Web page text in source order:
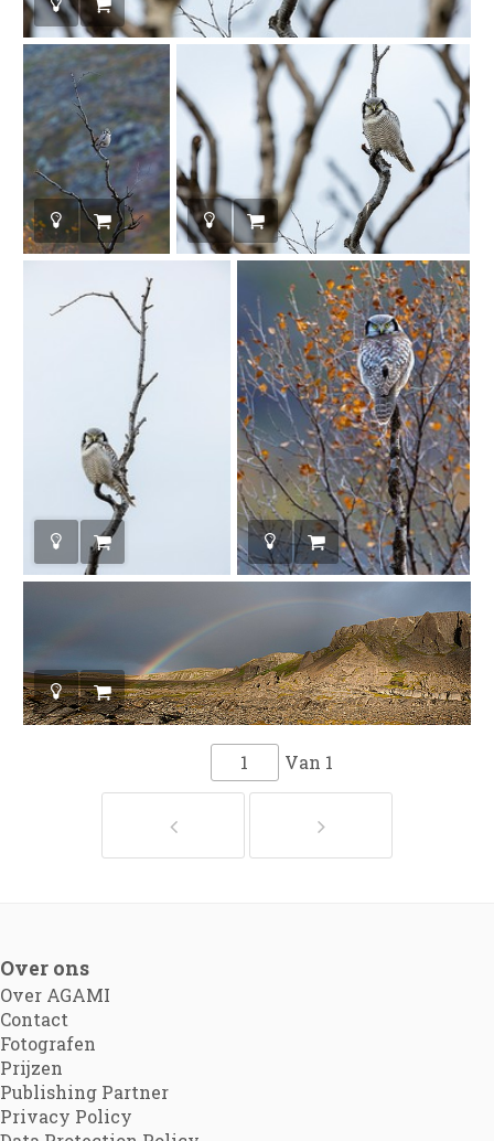
Van 1
Over ons
Over AGAMI
Contact
Fotografen
Prijzen
Publishing Partner
Privacy Policy